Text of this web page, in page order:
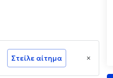
Στείλε αίτημα